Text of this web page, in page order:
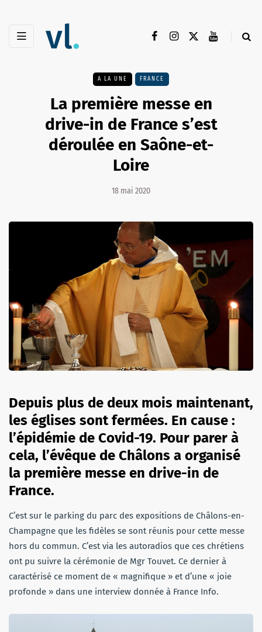
A LA UNE FRANCE
La première messe en
drive-in de France s’est
déroulée en Saône-et-
Loire
18 mai 2020
Depuis plus de deux mois maintenant,
les églises sont fermées. En cause :
l’épidémie de Covid-19. Pour parer à
cela, l’évêque de Châlons a organisé
la première messe en drive-in de
France.
C’est sur le parking du parc des expositions de Châlons-en-
Champagne que les fidèles se sont réunis pour cette messe
hors du commun. C’est via les autoradios que ces chrétiens
ont pu suivre la cérémonie de Mgr Touvet. Ce dernier à
caractérisé ce moment de « magnifique » et d’une « joie
profonde » dans une interview donnée à France Info.